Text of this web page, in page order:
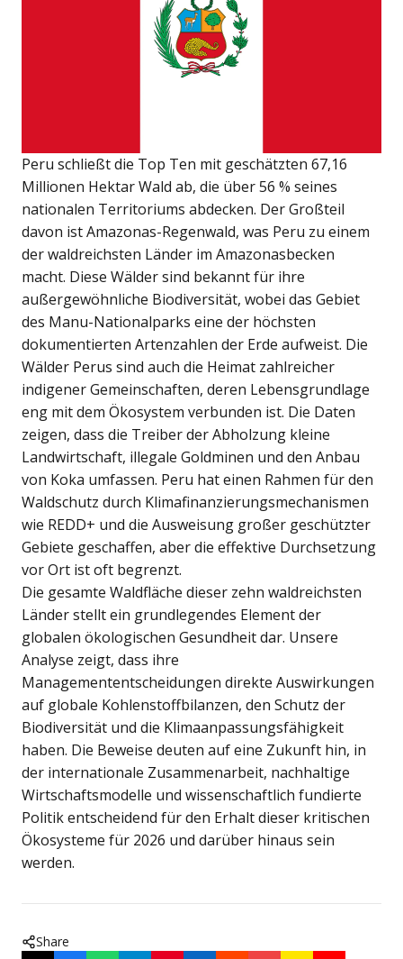
Peru schließt die Top Ten mit geschätzten 67,16
Millionen Hektar Wald ab, die über 56 % seines
nationalen Territoriums abdecken. Der Großteil
davon ist Amazonas-Regenwald, was Peru zu einem
der waldreichsten Länder im Amazonasbecken
macht. Diese Wälder sind bekannt für ihre
außergewöhnliche Biodiversität, wobei das Gebiet
des Manu-Nationalparks eine der höchsten
dokumentierten Artenzahlen der Erde aufweist. Die
Wälder Perus sind auch die Heimat zahlreicher
indigener Gemeinschaften, deren Lebensgrundlage
eng mit dem Ökosystem verbunden ist. Die Daten
zeigen, dass die Treiber der Abholzung kleine
Landwirtschaft, illegale Goldminen und den Anbau
von Koka umfassen. Peru hat einen Rahmen für den
Waldschutz durch Klimafinanzierungsmechanismen
wie REDD+ und die Ausweisung großer geschützter
Gebiete geschaffen, aber die effektive Durchsetzung
vor Ort ist oft begrenzt.
Die gesamte Waldfläche dieser zehn waldreichsten
Länder stellt ein grundlegendes Element der
globalen ökologischen Gesundheit dar. Unsere
Analyse zeigt, dass ihre
Managemententscheidungen direkte Auswirkungen
auf globale Kohlenstoffbilanzen, den Schutz der
Biodiversität und die Klimaanpassungsfähigkeit
haben. Die Beweise deuten auf eine Zukunft hin, in
der internationale Zusammenarbeit, nachhaltige
Wirtschaftsmodelle und wissenschaftlich fundierte
Politik entscheidend für den Erhalt dieser kritischen
Ökosysteme für 2026 und darüber hinaus sein
werden.
Share